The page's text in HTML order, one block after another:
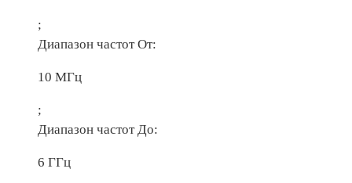
;
Диапазон частот От:
10 МГц
;
Диапазон частот До:
6 ГГц